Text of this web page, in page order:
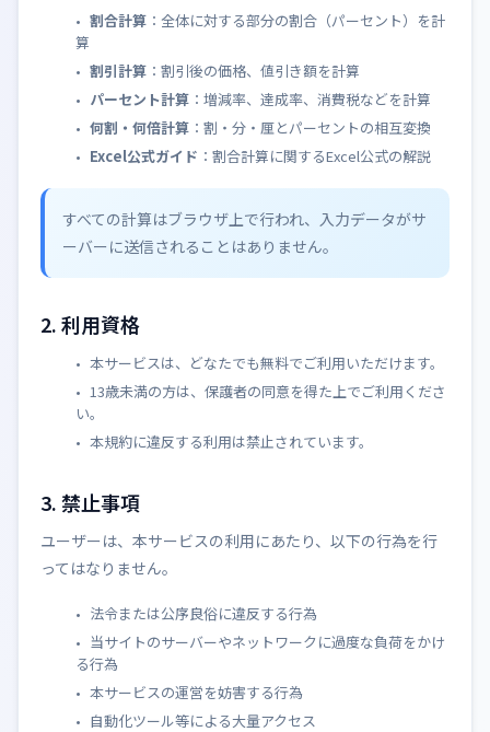
割合計算 ：全体に対する部分の割合（パーセント）を計
算
割引計算 ：割引後の価格、値引き額を計算
パーセント計算 ：増減率、達成率、消費税などを計算
何割・何倍計算 ：割・分・厘とパーセントの相互変換
Excel公式ガイド ：割合計算に関するExcel公式の解説
すべての計算はブラウザ上で行われ、入力データがサ
ーバーに送信されることはありません。
2. 利用資格
本サービスは、どなたでも無料でご利用いただけます。
13歳未満の方は、保護者の同意を得た上でご利用くださ
い。
本規約に違反する利用は禁止されています。
3. 禁止事項
ユーザーは、本サービスの利用にあたり、以下の行為を行
ってはなりません。
法令または公序良俗に違反する行為
当サイトのサーバーやネットワークに過度な負荷をかけ
る行為
本サービスの運営を妨害する行為
自動化ツール等による大量アクセス